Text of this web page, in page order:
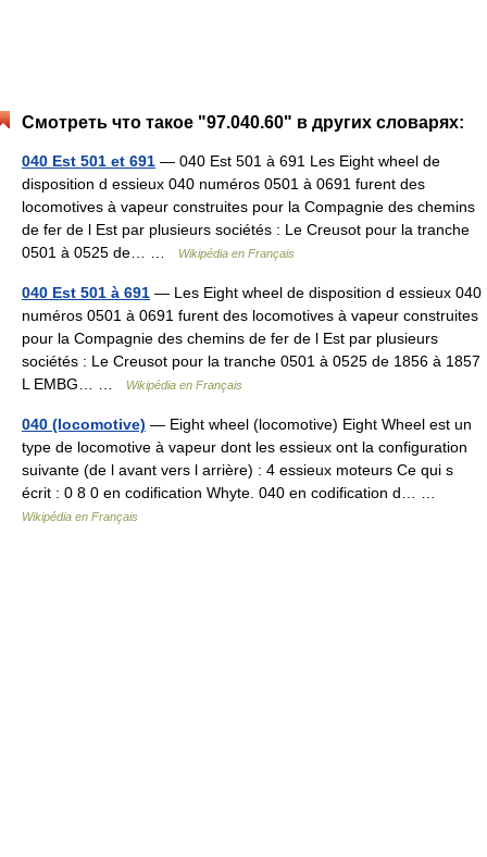
Смотреть что такое "97.040.60" в других словарях:
040 Est 501 et 691 — 040 Est 501 à 691 Les Eight wheel de
disposition d essieux 040 numéros 0501 à 0691 furent des
locomotives à vapeur construites pour la Compagnie des chemins
de fer de l Est par plusieurs sociétés : Le Creusot pour la tranche
0501 à 0525 de… …
Wikipédia en Français
040 Est 501 à 691 — Les Eight wheel de disposition d essieux 040
numéros 0501 à 0691 furent des locomotives à vapeur construites
pour la Compagnie des chemins de fer de l Est par plusieurs
sociétés : Le Creusot pour la tranche 0501 à 0525 de 1856 à 1857
L EMBG… …
Wikipédia en Français
040 (locomotive) — Eight wheel (locomotive) Eight Wheel est un
type de locomotive à vapeur dont les essieux ont la configuration
suivante (de l avant vers l arrière) : 4 essieux moteurs Ce qui s
écrit : 0 8 0 en codification Whyte. 040 en codification d… …
Wikipédia en Français